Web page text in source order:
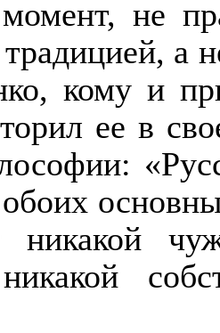
не
а
кому и
ее в
никакой